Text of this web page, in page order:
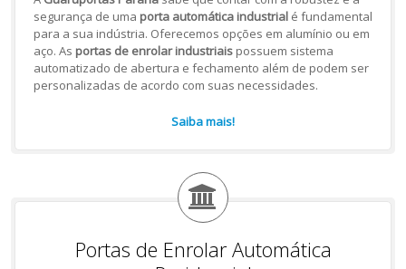
segurança de uma porta automática industrialé fundamental
para a sua indústria. Oferecemos opções em alumínio ou em
aço. As portas de enrolar industriaispossuem sistema
automatizado de abertura e fechamento além de podem ser
personalizadas de acordo com suas necessidades.
Saiba mais!
Portas de Enrolar Automática